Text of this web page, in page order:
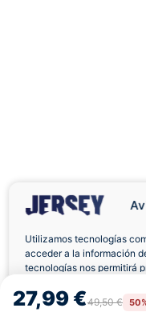
Utilizamos tecnologías
acceder a la información
tecnologías nos permitirá
retirar el consentimiento,
27,99 €49,50 €
Envíos a